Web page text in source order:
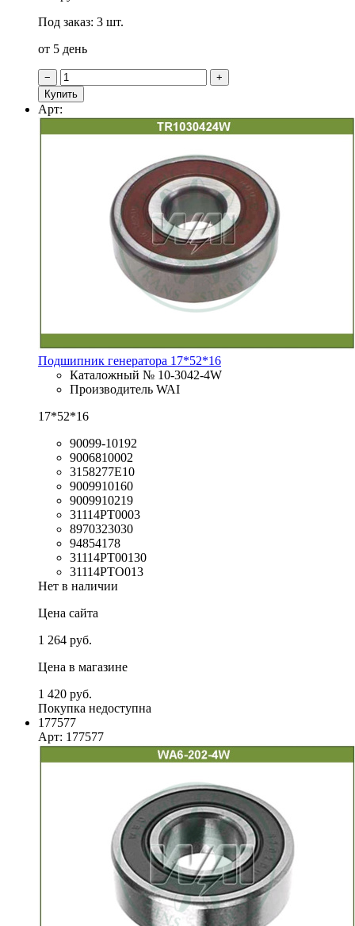
Под заказ: 3 шт.
от 5 день
−
+
Купить
Арт:
Подшипник генератора 17*52*16
Каталожный № 10-3042-4W
Производитель WAI
17*52*16
90099-10192
9006810002
3158277E10
9009910160
9009910219
31114PT0003
8970323030
94854178
31114PT00130
31114PTO013
Нет в наличии
Цена сайта
1 264 руб.
Цена в магазине
1 420 руб.
Покупка недоступна
177577
Арт: 177577